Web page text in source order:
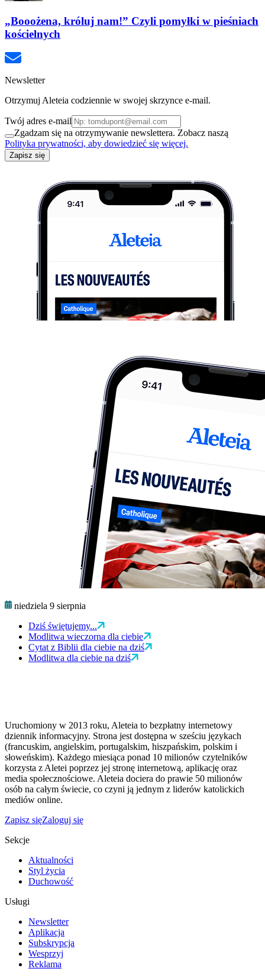
„Booożena, króluj nam!” Czyli pomyłki w pieśniach
kościelnych
Newsletter
Otrzymuj Aleteia codziennie w swojej skrzynce e-mail.
Twój adres e-mail
Zgadzam się na otrzymywanie newslettera. Zobacz naszą
Polityka prywatności, aby dowiedzieć się więcej.
Zapisz się
niedziela 9 sierpnia
Dziś świętujemy...
Modlitwa wieczorna dla ciebie
Cytat z Biblii dla ciebie na dziś
Modlitwa dla ciebie na dziś
Uruchomiony w 2013 roku, Aleteia to bezpłatny internetowy
dziennik informacyjny. Strona jest dostępna w sześciu językach
(francuskim, angielskim, portugalskim, hiszpańskim, polskim i
słoweńskim). Każdego miesiąca ponad 10 milionów czytelników
korzysta z Aletei poprzez jej stronę internetową, aplikację oraz
media społecznościowe. Aleteia dociera do prawie 50 milionów
osób na całym świecie, co czyni ją jednym z liderów katolickich
mediów online.
Zapisz sięZaloguj się
Sekcje
Aktualności
Styl życia
Duchowość
Usługi
Newsletter
Aplikacja
Subskrypcja
Wesprzyj
Reklama